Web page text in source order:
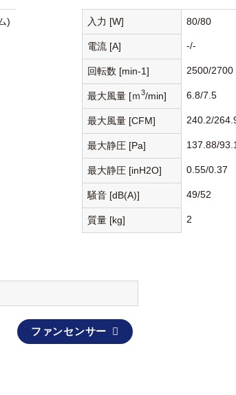
) 入力 [W] 80/80
電流 [A] -/-
回転数 [min-1] 2500/2700
最大風量 [ｍ3/min] 6.8/7.5
最大風量 [CFM] 240.2/
最大静圧 [Pa] 137.88/
最大静圧 [inH2O] 0.55/0.37
騒音 [dB(A)] 49/52
質量 [kg] 2
ファンセンサー